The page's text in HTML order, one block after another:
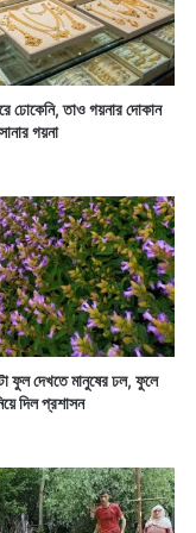
ঢোকেনি, তাও গয়নার দোকান
গয়না
ফুল দেখতে মানুষের ঢল, ফুলে
দিল প্রশাসন